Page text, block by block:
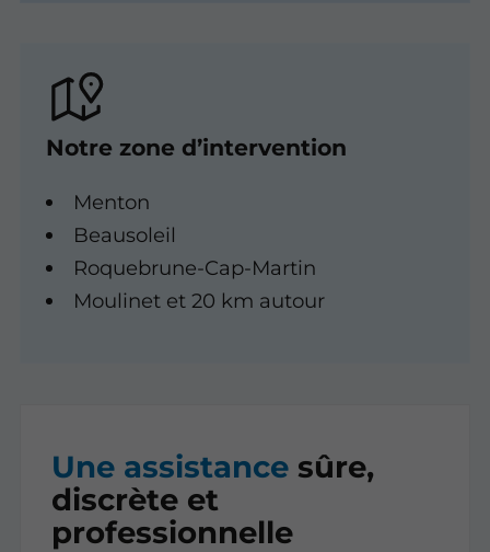
Notre zone d’intervention
Menton
Beausoleil
Roquebrune-Cap-Martin
Moulinet et 20 km autour
Une assistancesûre,
discrète et
professionnelle